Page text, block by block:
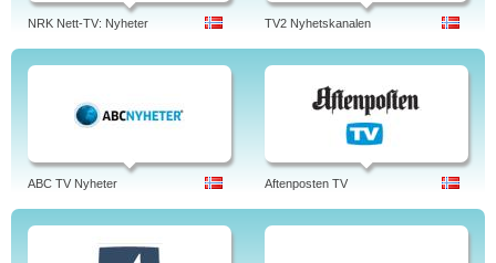
NRK Nett-TV: Nyheter TV2 Nyhetskanalen
ABC TV Nyheter Aftenposten TV